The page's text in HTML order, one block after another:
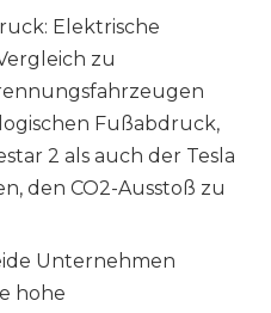
Elektrische
zu
Fußabdruck,
2 als auch der Tesla
den CO2-Ausstoß zu
Unternehmen
hohe